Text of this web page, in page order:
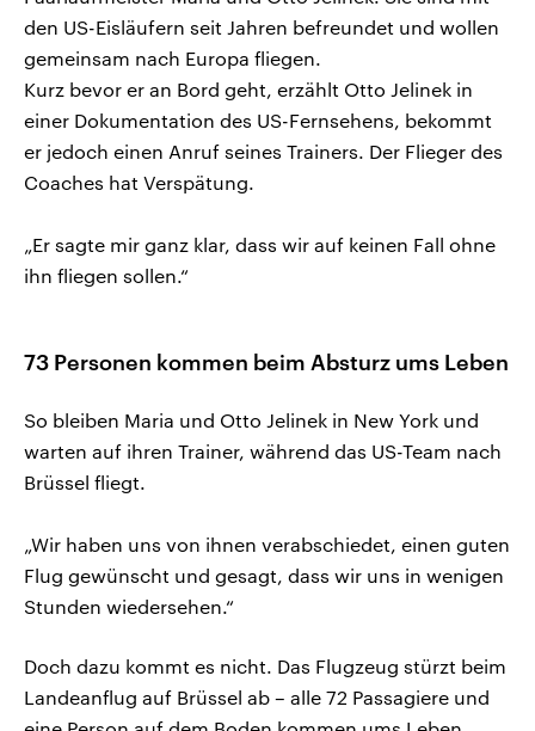
den US-Eisläufern seit Jahren befreundet und wollen
gemeinsam nach Europa fliegen.
Kurz bevor er an Bord geht, erzählt Otto Jelinek in
einer Dokumentation des US-Fernsehens, bekommt
er jedoch einen Anruf seines Trainers. Der Flieger des
Coaches hat Verspätung.
„Er sagte mir ganz klar, dass wir auf keinen Fall ohne
ihn fliegen sollen.“
73 Personen kommen beim Absturz ums Leben
So bleiben Maria und Otto Jelinek in New York und
warten auf ihren Trainer, während das US-Team nach
Brüssel fliegt.
„Wir haben uns von ihnen verabschiedet, einen guten
Flug gewünscht und gesagt, dass wir uns in wenigen
Stunden wiedersehen.“
Doch dazu kommt es nicht. Das Flugzeug stürzt beim
Landeanflug auf Brüssel ab – alle 72 Passagiere und